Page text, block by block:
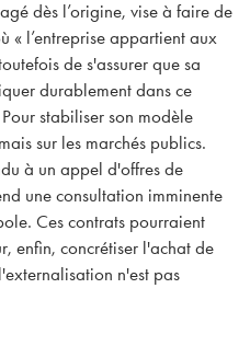
dès l’origine, vise à faire de
« l’entreprise appartient aux
de s'assurer que sa
durablement dans ce
stabiliser son modèle
sur les marchés publics.
à un appel d'offres de
une consultation imminente
Ces contrats pourraient
enfin, concrétiser l'achat de
n'est pas